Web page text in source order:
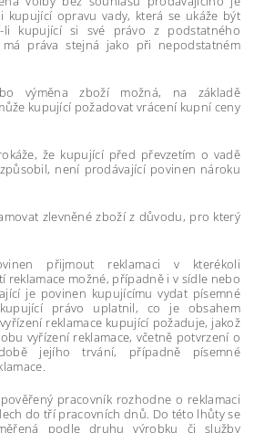
kupující opravu vady, která se ukáže být
li kupující si své právo z podstatného
práva stejná jako při nepodstatném
výměna zboží možná, na základě
kupující požadovat vrácení kupní ceny
že kupující před převzetím o vadě
není prodávající povinen nároku
zlevněné zboží z důvodu, pro který
přijmout reklamaci v kterékoli
reklamace možné, případně i v sídle nebo
je povinen kupujícímu vydat písemné
právo uplatnil, co je obsahem
reklamace kupující požaduje, jakož
vyřízení reklamace, včetně potvrzení o
jejího trvání, případně písemné
pracovník rozhodne o reklamaci
do tří pracovních dnů. Do této lhůty se
podle druhu výrobku či služby